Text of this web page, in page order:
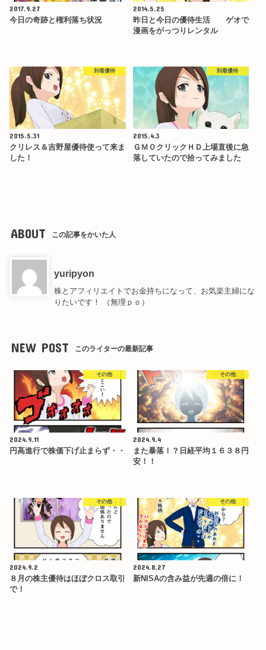
2017.9.27
今日の奇跡と権利落ち状況
2014.5.25
昨日と今日の優待生活 ゲオで
漫画をがっつりレンタル
到着優待
2015.5.31
クリレス＆吉野屋優待使って来ま
した！
到着優待
2015.4.3
ＧＭＯクリックＨＤ上場直後に急
落していたので拾ってみました
ABOUT この記事をかいた人
yuripyon
株とアフィリエイトでお金持ちになって、お気楽主婦にな
りたいです！ （無理ｐｏ）
NEW POST このライターの最新記事
その他
2024.9.11
円高進行で株価下げ止まらず・・
その他
2024.9.4
また暴落！？日経平均１６３８円
安！！
その他
2024.9.2
８月の株主優待はほぼクロス取引
で！
その他
2024.8.27
新NISAの含み益が先週の倍に！